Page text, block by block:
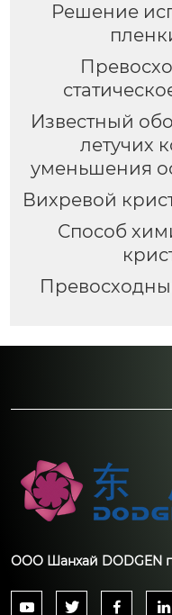
Решение
Известный
летучих
уменьшения
Вихревой
Способ
ООО Шанхай DODGEN
  